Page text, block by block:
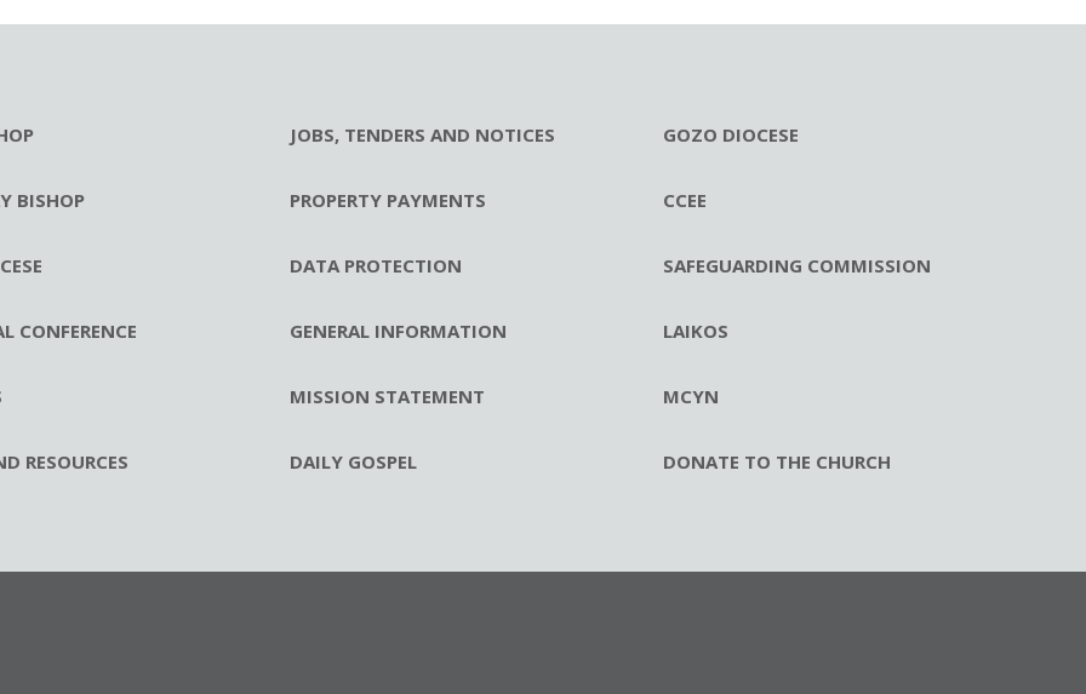
BISHOP
CONFERENCE
RESOURCES
JOBS, TENDERS AND NOTICES
PROPERTY PAYMENTS
DATA PROTECTION
GENERAL INFORMATION
MISSION STATEMENT
DAILY GOSPEL
GOZO DIOCESE
CCEE
SAFEGUARDING COMMISSION
LAIKOS
MCYN
DONATE TO THE CHURCH